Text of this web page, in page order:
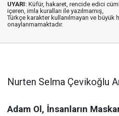
UYARI: Küfür, hakaret, rencide edici
içeren, imla kuralları ile yazılmamış,
Türkçe karakter kullanılmayan ve büyük
onaylanmamaktadır.
Nurten Selma Çevikoğlu
Adam Ol, İnsanların